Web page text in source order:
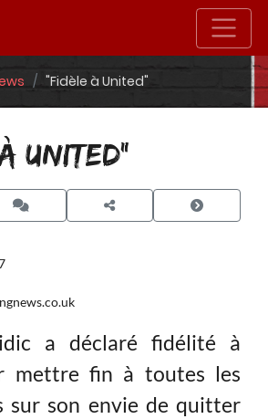
"Fidèle à United"
UNITED"
a déclaré fidélité à
mettre fin à toutes les
sur son envie de quitter